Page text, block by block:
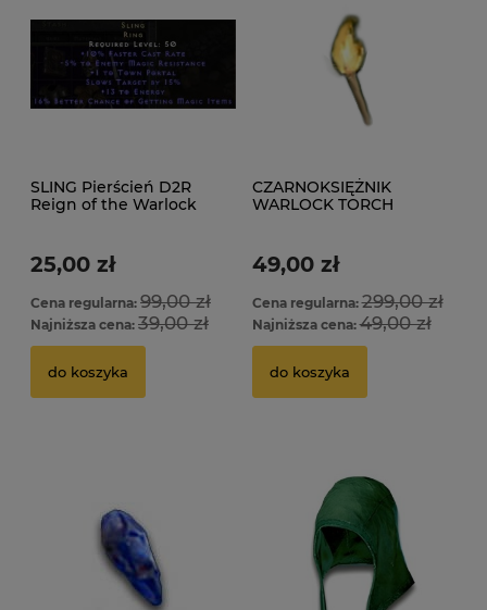
SLING Pierścień D2R
Reign of the Warlock
25,00 zł
Cena regularna: 99,00 zł
Najniższa cena: 39,00 zł
do koszyka
CZARNOKSIĘŻNIK
WARLOCK TORCH
49,00 zł
Cena regularna:299,00 zł
Najniższa cena:49,00 zł
do koszyka